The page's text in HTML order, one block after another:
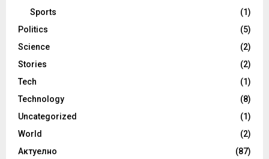
Sports
(1)
Politics
(5)
Science
(2)
Stories
(2)
Tech
(1)
Technology
(8)
Uncategorized
(1)
World
(2)
Актуелно
(87)